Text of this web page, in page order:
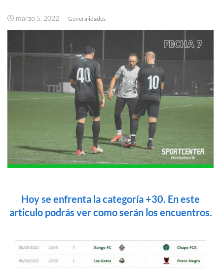
marzo 5, 2022 Generalidades
Hoy se enfrenta la categoría +30. En este
articulo podrás ver como serán los encuentros.